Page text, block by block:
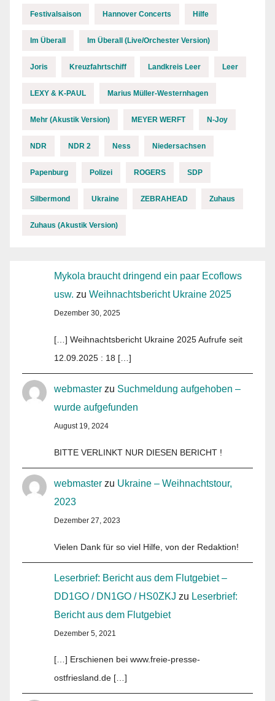
Festivalsaison Hannover Concerts Hilfe
Im Überall Im Überall (Live/Orchester Version)
Joris Kreuzfahrtschiff Landkreis Leer Leer
LEXY & K-PAUL Marius Müller-Westernhagen
Mehr (Akustik Version) MEYER WERFT N-Joy
NDR NDR 2 Ness Niedersachsen
Papenburg Polizei ROGERS SDP
Silbermond Ukraine ZEBRAHEAD Zuhaus
Zuhaus (Akustik Version)
Mykola braucht dringend ein paar Ecoflows
usw. zu Weihnachtsbericht Ukraine 2025
Dezember 30, 2025
[…] Weihnachtsbericht Ukraine 2025 Aufrufe seit
12.09.2025 : 18 […]
webmaster zu Suchmeldung aufgehoben –
wurde aufgefunden
August 19, 2024
BITTE VERLINKT NUR DIESEN BERICHT !
webmaster zu Ukraine – Weihnachtstour,
2023
Dezember 27, 2023
Vielen Dank für so viel Hilfe, von der Redaktion!
Leserbrief: Bericht aus dem Flutgebiet –
DD1GO / DN1GO / HS0ZKJ zu Leserbrief:
Bericht aus dem Flutgebiet
Dezember 5, 2021
[…] Erschienen bei www.freie-presse-
ostfriesland.de […]